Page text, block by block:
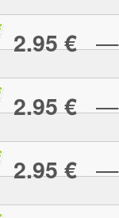
2.95 €—
2.95 €—
2.95 €—